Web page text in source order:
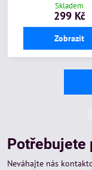
Skladem
299 Kč
Zobrazit
Potřebujete
Neváhajte nás